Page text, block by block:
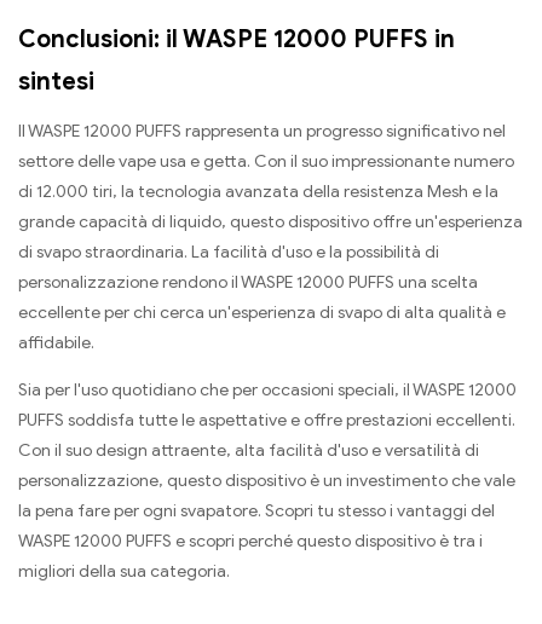
Conclusioni: il WASPE 12000 PUFFS in
sintesi
Il WASPE 12000 PUFFS rappresenta un progresso significativo nel
settore delle vape usa e getta. Con il suo impressionante numero
di 12.000 tiri, la tecnologia avanzata della resistenza Mesh e la
grande capacità di liquido, questo dispositivo offre un'esperienza
di svapo straordinaria. La facilità d'uso e la possibilità di
personalizzazione rendono il WASPE 12000 PUFFS una scelta
eccellente per chi cerca un'esperienza di svapo di alta qualità e
affidabile.
Sia per l'uso quotidiano che per occasioni speciali, il WASPE 12000
PUFFS soddisfa tutte le aspettative e offre prestazioni eccellenti.
Con il suo design attraente, alta facilità d'uso e versatilità di
personalizzazione, questo dispositivo è un investimento che vale
la pena fare per ogni svapatore. Scopri tu stesso i vantaggi del
WASPE 12000 PUFFS e scopri perché questo dispositivo è tra i
migliori della sua categoria.